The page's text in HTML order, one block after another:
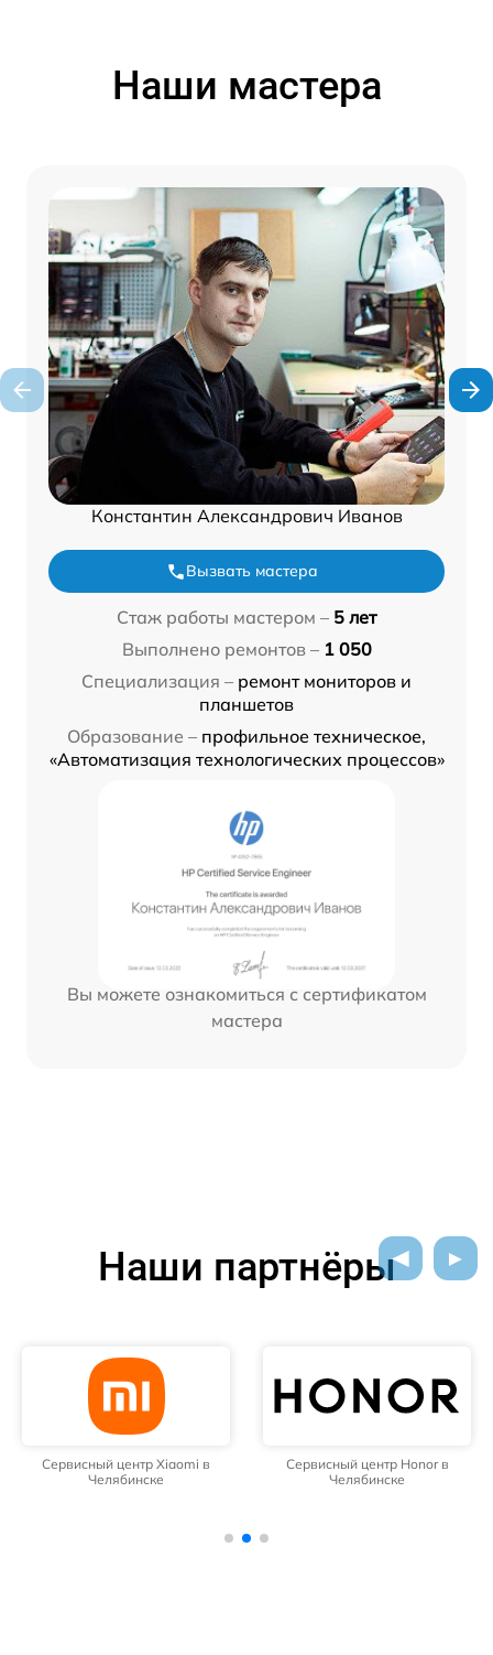
Наши мастера
Константин Александрович Иванов
Вызвать мастера
Стаж работы мастером – 5 лет
Выполнено ремонтов – 1 050
Специализация – ремонт мониторов и
планшетов
Образование – профильное техническое,
«Автоматизация технологических процессов»
Вы можете ознакомиться с сертификатом
мастера
Наши партнёры
Сервисный центр Xiaomi в
Челябинске
Сервисный центр Honor в
Челябинске